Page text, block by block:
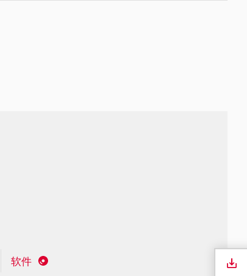
软件